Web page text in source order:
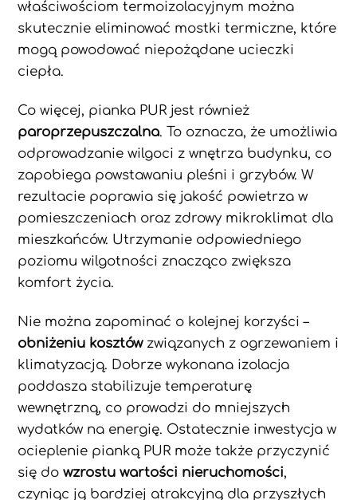
właściwościom termoizolacyjnym można
skutecznie eliminować mostki termiczne, które
mogą powodować niepożądane ucieczki
ciepła.
Co więcej, pianka PUR jest również
paroprzepuszczalna. To oznacza, że umożliwia
odprowadzanie wilgoci z wnętrza budynku, co
zapobiega powstawaniu pleśni i grzybów. W
rezultacie poprawia się jakość powietrza w
pomieszczeniach oraz zdrowy mikroklimat dla
mieszkańców. Utrzymanie odpowiedniego
poziomu wilgotności znacząco zwiększa
komfort życia.
Nie można zapominać o kolejnej korzyści –
obniżeniu kosztówzwiązanych z ogrzewaniem i
klimatyzacją. Dobrze wykonana izolacja
poddasza stabilizuje temperaturę
wewnętrzną, co prowadzi do mniejszych
wydatków na energię. Ostatecznie inwestycja w
ocieplenie pianką PUR może także przyczynić
się dowzrostu wartości nieruchomości,
czyniąc ją bardziej atrakcyjną dla przyszłych